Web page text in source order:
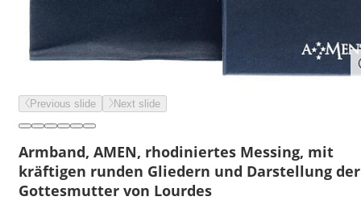
Previous slide Next slide
Armband, AMEN, rhodiniertes Messing, mit
kräftigen runden Gliedern und Darstellung der
Gottesmutter von Lourdes